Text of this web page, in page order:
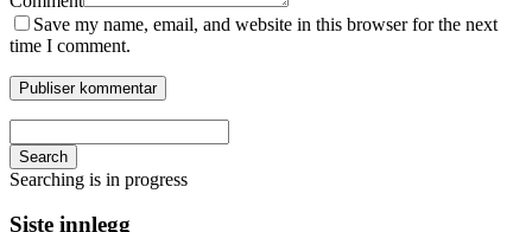
Save my name, email, and website in this browser for the next
time I comment.
Search
Searching is in progress
Siste innlegg